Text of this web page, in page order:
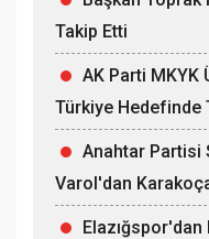
Takip Etti
AK Parti MKYK
Türkiye Hedefinde
Anahtar Partisi
Varol'dan
Elazığspor'dan